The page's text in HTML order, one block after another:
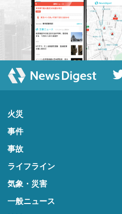
火災
事件
事故
ライフライン
気象・災害
一般ニュース